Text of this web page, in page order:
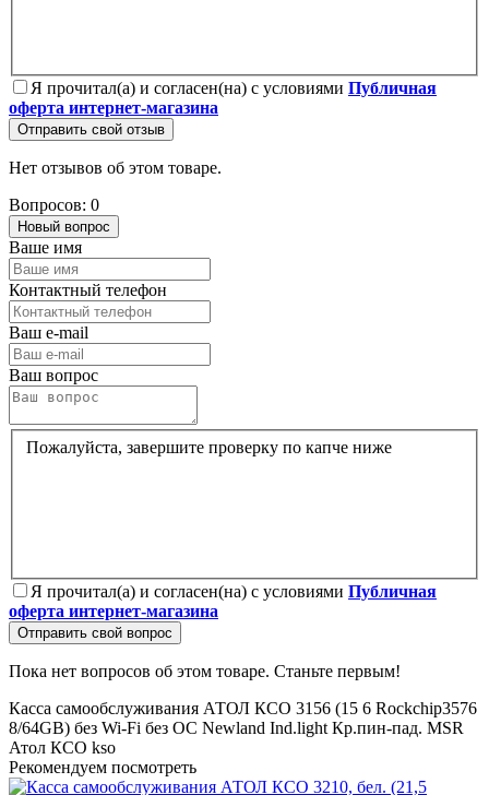
Я прочитал(а) и согласен(на) с условиями Публичная
оферта интернет-магазина
Отправить свой отзыв
Нет отзывов об этом товаре.
Вопросов: 0
Новый вопрос
Ваше имя
Контактный телефон
Ваш e-mail
Ваш вопрос
Пожалуйста, завершите проверку по капче ниже
Я прочитал(а) и согласен(на) с условиями Публичная
оферта интернет-магазина
Отправить свой вопрос
Пока нет вопросов об этом товаре. Станьте первым!
Касса самообслуживания АТОЛ КСО 3156 (15 6 Rockchip3576
8/64GB) без Wi-Fi без ОС Newland Ind.light Кр.пин-пад. MSR
Атол КСО kso
Рекомендуем посмотреть